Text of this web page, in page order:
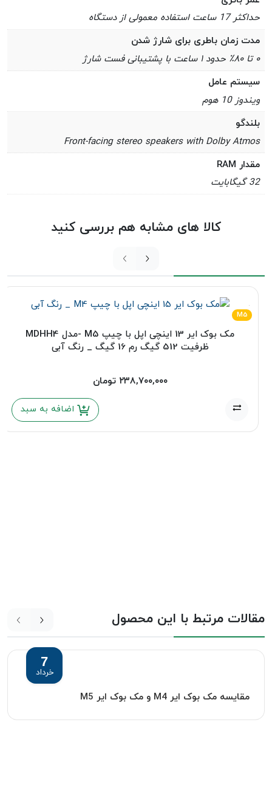
حداکثر 17 ساعت استفاده معمولی از دستگاه
مدت زمان باطری برای شارژ شدن
۰ تا ۸۰٪ حدود ۱ ساعت با پشتیبانی فست شارژ
سیستم عامل
ویندوز 10 هوم
بلندگو
Front-facing stereo speakers with Dolby Atmos
مقدار RAM
32 گیگابایت
کالا های مشابه هم بررسی کنید
M5
مک بوک ایر 13 اینچی اپل با چیپ M5 -مدل MDHH4
ظرفیت 512 گیگ رم 16 گیگ _ رنگ آبی
۲۳۸,۷۰۰,۰۰۰ تومان
اضافه به سبد
مقالات مرتبط با این محصول
7
خرداد
مقایسه مک بوک ایر M4 و مک بوک ایر M5